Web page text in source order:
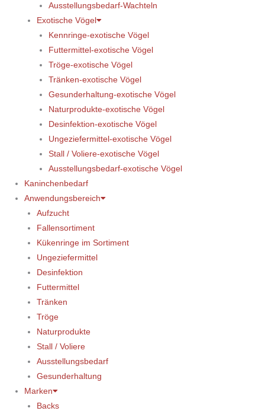
Ausstellungsbedarf-Wachteln
Exotische Vögel
Kennringe-exotische Vögel
Futtermittel-exotische Vögel
Tröge-exotische Vögel
Tränken-exotische Vögel
Gesunderhaltung-exotische Vögel
Naturprodukte-exotische Vögel
Desinfektion-exotische Vögel
Ungeziefermittel-exotische Vögel
Stall / Voliere-exotische Vögel
Ausstellungsbedarf-exotische Vögel
Kaninchenbedarf
Anwendungsbereich
Aufzucht
Fallensortiment
Kükenringe im Sortiment
Ungeziefermittel
Desinfektion
Futtermittel
Tränken
Tröge
Naturprodukte
Stall / Voliere
Ausstellungsbedarf
Gesunderhaltung
Marken
Backs